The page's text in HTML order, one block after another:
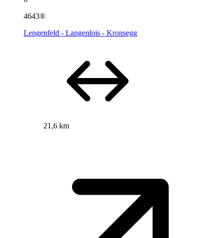
4643®
Lengenfeld - Langenlois - Kronsegg
21,6 km